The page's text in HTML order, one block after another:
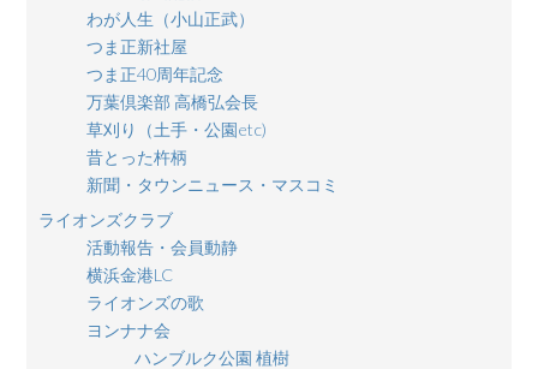
わが人生（小山正武）
つま正新社屋
つま正40周年記念
万葉倶楽部 高橋弘会長
草刈り（土手・公園etc)
昔とった杵柄
新聞・タウンニュース・マスコミ
ライオンズクラブ
活動報告・会員動静
横浜金港LC
ライオンズの歌
ヨンナナ会
ハンブルク公園 植樹